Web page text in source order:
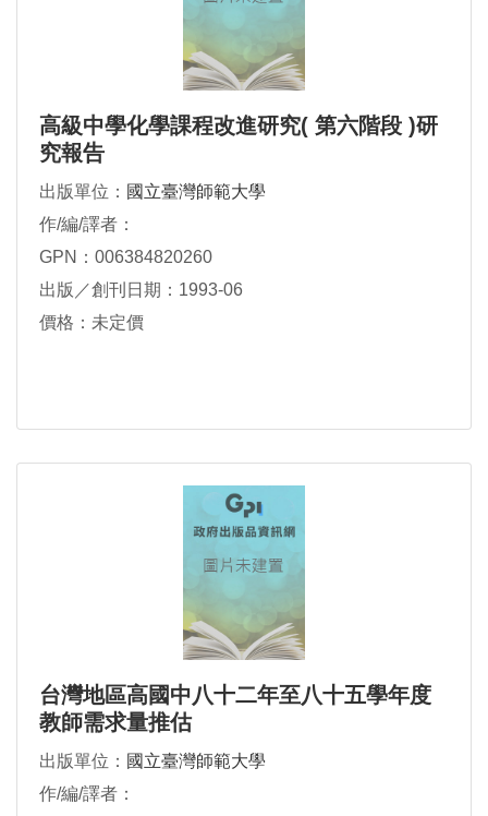
高級中學化學課程改進研究( 第六階段 )研
究報告
出版單位： 國立臺灣師範大學
作/編/譯者：
GPN：006384820260
出版／創刊日期：1993-06
價格：未定價
台灣地區高國中八十二年至八十五學年度
教師需求量推估
出版單位： 國立臺灣師範大學
作/編/譯者：